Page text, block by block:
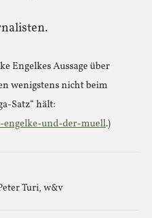
Engelkes Aussage über
wenigstens nicht beim
Satz“ hält:
engelke-und-der-muell.)
Turi, w&v